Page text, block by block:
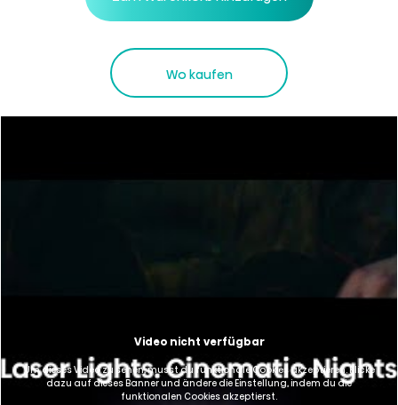
Wo kaufen
Video nicht verfügbar
Um dieses Video zu sehen, musst du funktionale Cookies akzeptieren. Klicke
dazu auf dieses Banner und ändere die Einstellung, indem du die
funktionalen Cookies akzeptierst.